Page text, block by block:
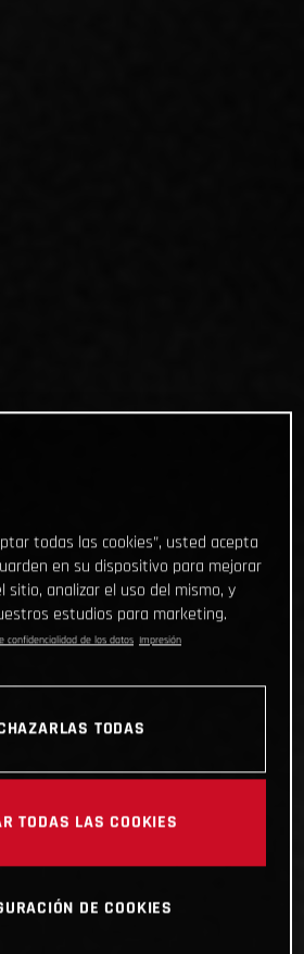
todas las cookies”, usted acepta
en su dispositivo para mejorar
sitio, analizar el uso del mismo, y
estudios para marketing.
confidencialidad de los datos Impresión
TODAS
TODAS LAS COOKIES
DE COOKIES